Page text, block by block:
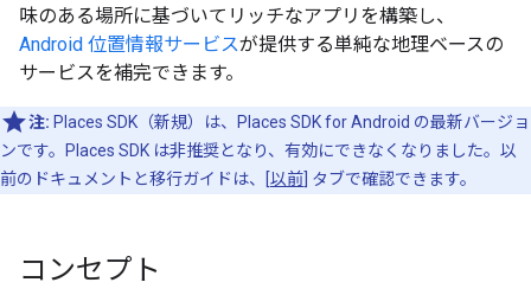
味のある場所に基づいてリッチなアプリを構築し、
Android 位置情報サービスが提供する単純な地理ベースの
サービスを補完できます。
注: Places SDK（新規）は、Places SDK for Android の最新バージョ
ンです。Places SDK は非推奨となり、有効にできなくなりました。以
前のドキュメントと移行ガイドは、[以前 ] タブで確認できます。
コンセプト